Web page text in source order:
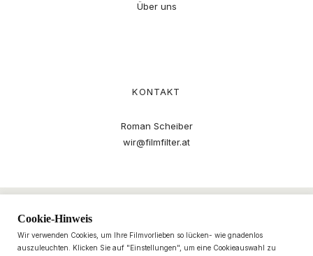
Über uns
KONTAKT
Roman Scheiber
wir@filmfilter.at
Cookie-Hinweis
Wir verwenden Cookies, um Ihre Filmvorlieben so lücken- wie gnadenlos
auszuleuchten. Klicken Sie auf "Einstellungen", um eine Cookieauswahl zu